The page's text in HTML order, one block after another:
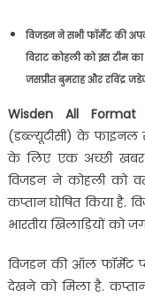
विजडन ने सभी फॉर्मेट की
विराट कोहली को इस टीम का
जसप्रीत बुमराह और रविंद्र
Wisden All Format
(डब्ल्यूटीसी) के फाइनल
के लिए एक अच्छी खबर
विजडन ने कोहली को
कप्तान घोषित किया है.
भारतीय खिलाड़ियों को
विजडन की ऑल फॉर्मेट
देखने को मिला है.